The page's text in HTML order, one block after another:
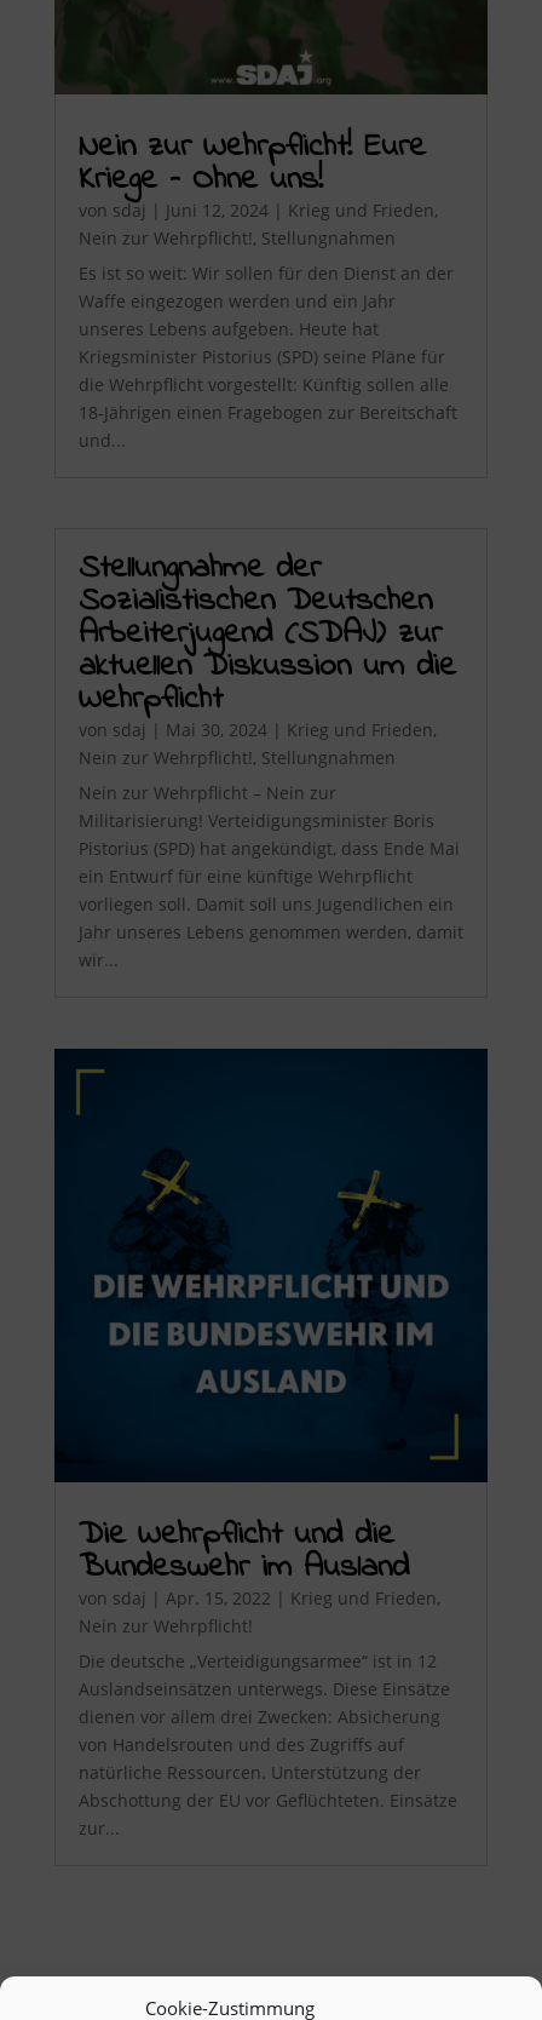
Cookie-Zustimmung
Nein zur Wehrpflicht! Eure
Kriege – Ohne uns!
von sdaj | Juni 12, 2024| Krieg und Frieden,
Nein zur Wehrpflicht!, Stellungnahmen
Es ist so weit: Wir sollen für den Dienst an der
Waffe eingezogen werden und ein Jahr
unseres Lebens aufgeben. Heute hat
Kriegsminister Pistorius (SPD) seine Pläne für
die Wehrpflicht vorgestellt: Künftig sollen alle
18-Jährigen einen Fragebogen zur Bereitschaft
und...
Stellungnahme der
Sozialistischen Deutschen
Arbeiterjugend (SDAJ) zur
aktuellen Diskussion um die
Wehrpflicht
von sdaj | Mai 30, 2024| Krieg und Frieden,
Nein zur Wehrpflicht!, Stellungnahmen
Nein zur Wehrpflicht – Nein zur
Militarisierung! Verteidigungsminister Boris
Pistorius (SPD) hat angekündigt, dass Ende Mai
ein Entwurf für eine künftige Wehrpflicht
vorliegen soll. Damit soll uns Jugendlichen ein
Jahr unseres Lebens genommen werden, damit
wir...
Die Wehrpflicht und die
Bundeswehr im Ausland
von sdaj | Apr. 15, 2022 | Krieg und Frieden,
Nein zur Wehrpflicht!
Die deutsche „Verteidigungsarmee“ ist in 12
Auslandseinsätzen unterwegs. Diese Einsätze
dienen vor allem drei Zwecken: Absicherung
von Handelsrouten und des Zugriffs auf
natürliche Ressourcen. Unterstützung der
Abschottung der EU vor Geflüchteten. Einsätze
zur...